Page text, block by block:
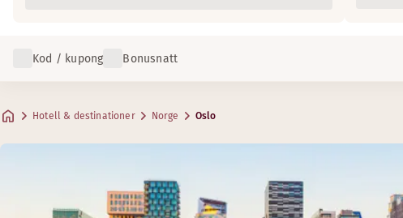
Kod / kupong Bonusnatt
Hotell & destinationer Norge Oslo